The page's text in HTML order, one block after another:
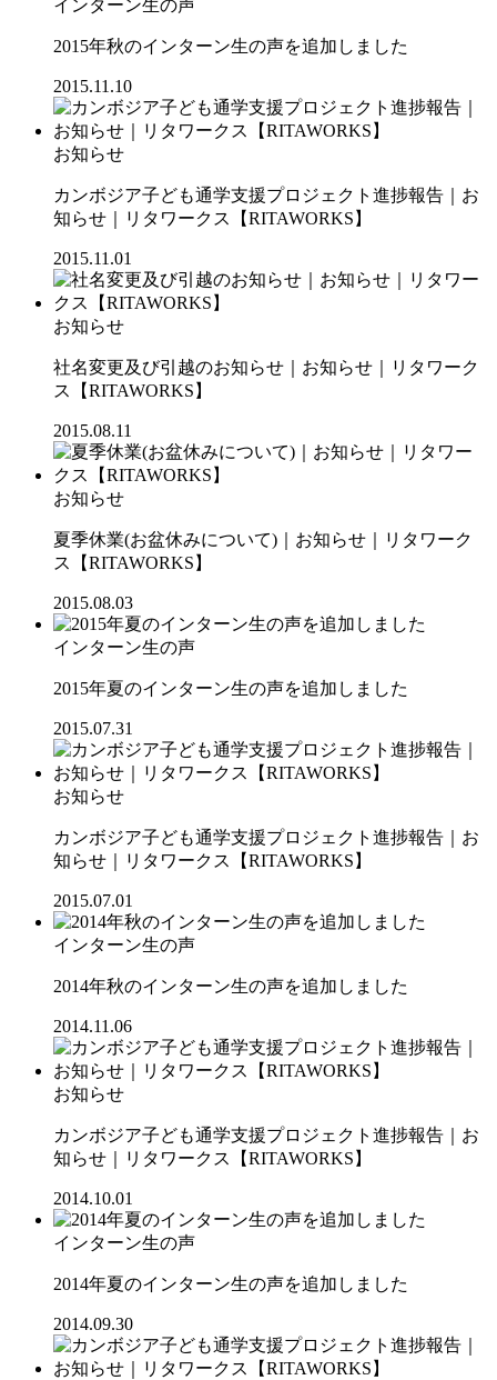
インターン生の声
2015年秋のインターン生の声を追加しました
2015.11.10
お知らせ
カンボジア子ども通学支援プロジェクト進捗報告｜お
知らせ｜リタワークス【RITAWORKS】
2015.11.01
お知らせ
社名変更及び引越のお知らせ｜お知らせ｜リタワーク
ス【RITAWORKS】
2015.08.11
お知らせ
夏季休業(お盆休みについて)｜お知らせ｜リタワーク
ス【RITAWORKS】
2015.08.03
インターン生の声
2015年夏のインターン生の声を追加しました
2015.07.31
お知らせ
カンボジア子ども通学支援プロジェクト進捗報告｜お
知らせ｜リタワークス【RITAWORKS】
2015.07.01
インターン生の声
2014年秋のインターン生の声を追加しました
2014.11.06
お知らせ
カンボジア子ども通学支援プロジェクト進捗報告｜お
知らせ｜リタワークス【RITAWORKS】
2014.10.01
インターン生の声
2014年夏のインターン生の声を追加しました
2014.09.30